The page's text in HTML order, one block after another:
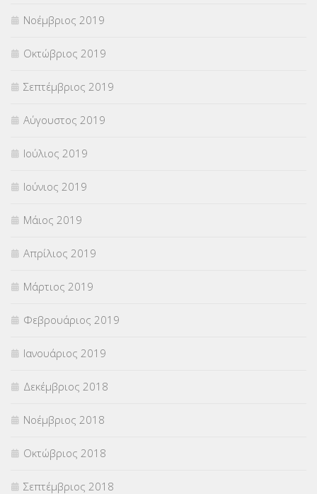
Νοέμβριος 2019
Οκτώβριος 2019
Σεπτέμβριος 2019
Αύγουστος 2019
Ιούλιος 2019
Ιούνιος 2019
Μάιος 2019
Απρίλιος 2019
Μάρτιος 2019
Φεβρουάριος 2019
Ιανουάριος 2019
Δεκέμβριος 2018
Νοέμβριος 2018
Οκτώβριος 2018
Σεπτέμβριος 2018